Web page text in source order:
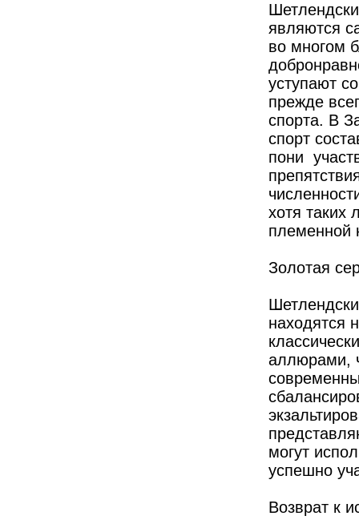
являются
во многом
уступают
прежде
спорта. В
спорт
пони
хотя таких
племенной
Золотая
находятся
аллюрами,
могут
успешно
Возврат к